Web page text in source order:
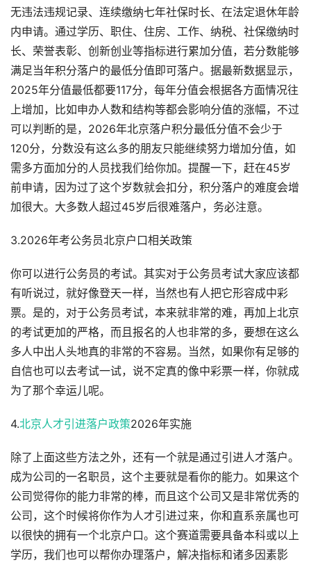
无违法违规记录、连续缴纳七年社保时长、在法定退休年龄
内申请。通过学历、职住、住房、工作、纳税、社保缴纳时
长、荣誉表彰、创新创业等指标进行累加分值，若分数能够
满足当年积分落户的最低分值即可落户。据最新数据显示，
2025年分值最低都要117分，每年分值会根据各方面情况往
上增加，比如申办人数和结构等都会影响分值的涨幅，不过
可以判断的是，2026年北京落户积分最低分值不会少于
120分，分数没有这么多的朋友只能继续努力增加分值，如
需多方面加分的人员找我们给你加。提醒一下，赶在45岁
前申请，因为过了这个岁数就会扣分，积分落户的难度会增
加很大。大多数人超过45岁后很难落户，务必注意。
3.2026年考公务员北京户口相关政策
你可以进行公务员的考试。其实对于公务员考试大家应该都
有听说过，就好像登天一样，当然也有人把它形容成中彩
票。是的，对于公务员考试，本来就非常的难，再加上北京
的考试更加的严格，而且报名的人也非常的多，要想在这么
多人中出人头地真的非常的不容易。当然，如果你有足够的
自信也可以去考试一试，说不定真的像中彩票一样，你就成
为了那个幸运儿呢。
4.北京人才引进落户政策2026年实施
除了上面这些方法之外，还有一个就是通过引进人才落户。
成为公司的一名职员，这个主要就是看你的能力。如果这个
公司觉得你的能力非常的棒，而且这个公司又是非常优秀的
公司，这个时候将你作为人才引进过来，你和直系亲属也可
以很快的拥有一个北京户口。这个赛道需要具备本科或以上
学历，我们也可以帮你办理落户，解决指标和诸多因素影